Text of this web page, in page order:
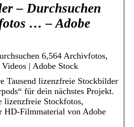
– Durchsuchen
… – Adobe
6,564 Archivfotos,
| Adobe Stock
Tausend lizenzfreie Stockbilder
für dein nächstes Projekt.
lizenzfreie Stockfotos,
HD-Filmmaterial von Adobe